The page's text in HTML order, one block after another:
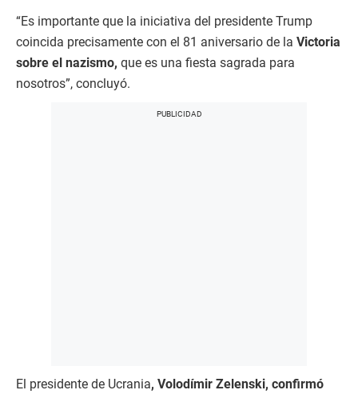
“Es importante que la iniciativa del presidente Trump
coincida precisamente con el 81 aniversario de la Victoria
sobre el nazismo, que es una fiesta sagrada para
nosotros”, concluyó.
El presidente de Ucrania, Volodímir Zelenski, confirmó